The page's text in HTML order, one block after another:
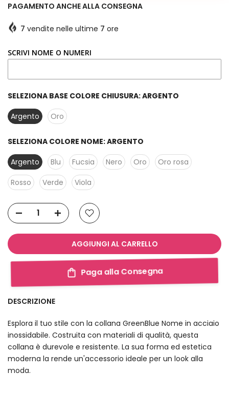
PAGAMENTO ANCHE ALLA CONSEGNA
7 vendite nelle ultime 7 ore
SCRIVI NOME O NUMERI
SELEZIONA BASE COLORE CHIUSURA:ARGENTO
Argento
Oro
SELEZIONA COLORE NOME:ARGENTO
Argento
Blu Fucsia Nero Oro
Oro rosa
Rosso
Verde Viola
AGGIUNGI AL CARRELLO
Paga alla Consegna
DESCRIZIONE
Esplora il tuo stile con la collana GreenBlue Nome in acciaio
inossidabile. Costruita con materiali di qualità, questa
collana è durevole e resistente. La sua forma ed estetica
moderna la rende un'accessorio ideale per un look alla
moda.